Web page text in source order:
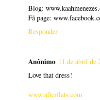
Blog:
Fã page:
Responder
Anônimo 11 de abril de
Love that dress!
www.afterflats.com